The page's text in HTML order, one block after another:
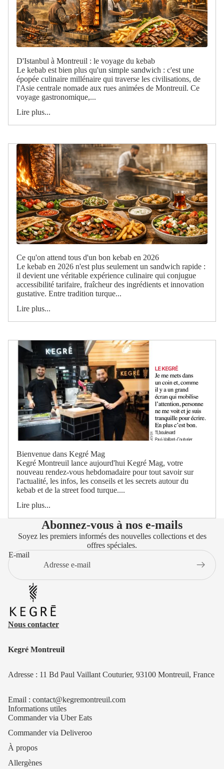
D'Istanbul à Montreuil : le voyage du kebab
Le kebab est bien plus qu'un simple sandwich : c'est une
épopée culinaire millénaire qui traverse les civilisations, de
l'Asie centrale nomade aux rues animées de Montreuil. Ce
voyage gastronomique,...
Lire plus...
Ce qu'on attend tous d'un bon kebab en 2026
Le kebab en 2026 n'est plus seulement un sandwich rapide :
il devient une véritable expérience culinaire qui conjugue
accessibilité tarifaire, fraîcheur des ingrédients et innovation
gustative. Entre tradition turque...
Lire plus...
Bienvenue dans Kegré Mag
Kegré Montreuil lance aujourd'hui Kegré Mag, votre
nouveau rendez-vous hebdomadaire pour tout savoir sur
l'actualité, les infos, les conseils et les secrets autour du
kebab et de la street food turque....
Lire plus...
Abonnez-vous à nos e-mails
Soyez les premiers informés des nouvelles collections et des
offres spéciales.
E-mail
Nous contacter
Kegré Montreuil
Adresse : 11 Bd Paul Vaillant Couturier, 93100 Montreuil, France
Email : contact@kegremontreuil.com
Informations utiles
Commander via Uber Eats
Commander via Deliveroo
À propos
Allergènes